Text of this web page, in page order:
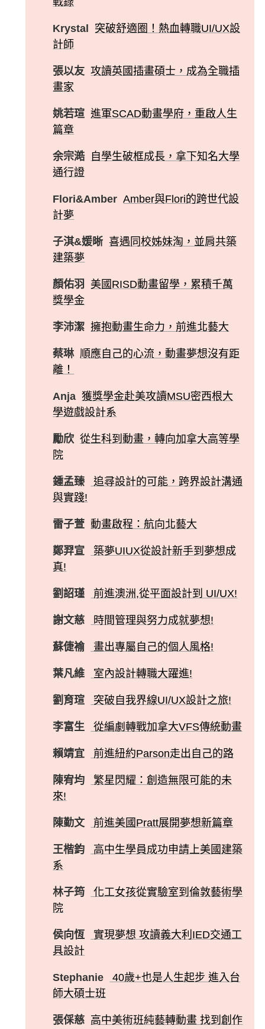
Krystal 突破舒適圈！熱血轉職UI/UX設
計師
張以友 攻讀英國插畫碩士，成為全職插
畫家
姚若瑄 進軍SCAD動畫學府，重啟人生
篇章
余宗澔
自學生破框成長，拿下知名大學
通行證
Flori&Amber Amber與Flori的跨世代設
計夢
子淇&媛晰 喜遇同校姊妹淘，並肩共築
建築夢
顏佑羽
美國RISD動畫留學，累積千萬
獎學金
李沛潔 擁抱動畫生命力，前進北藝大
蔡琳 順應自己的心流，動畫夢想沒有距
離！
Anja 獲獎學金赴美攻讀MSU密西根大
學遊戲設計系
勵欣 從生科到動畫，轉向加拿大高等學
院
鍾孟臻
追尋設計的可能，跨界設計溝通
與實踐!
雷子萱 動畫啟程：航向北藝大
鄭羿宣
築夢UIUX從設計新手到夢想成
真!
劉詔瑾 前進澳洲,從平面設計到 UI/UX!
謝文慈 時間管理與努力成就夢想!
蘇倢褕 畫出專屬自己的個人風格!
葉凡維 室內設計轉職大躍進!
劉育瑄 突破自我界線UI/UX設計之旅!
李富生 從編劇轉戰加拿大VFS傳統動畫
賴靖宜 前進紐約Parson走出自己的路
陳宥均
繁星閃耀：創造無限可能的未
來!
陳勤文 前進美國Pratt展開夢想新篇章
王楷鈞
高中生學員成功申請上美國建築
系
林子筠
化工女孩從實驗室到倫敦藝術學
院
侯向恆
實現夢想 攻讀義大利IED交通工
具設計
Stephanie
40歲+也是人生起步 進入台
師大碩士班
張倸慈 高中美術班純藝轉動畫 找到創作